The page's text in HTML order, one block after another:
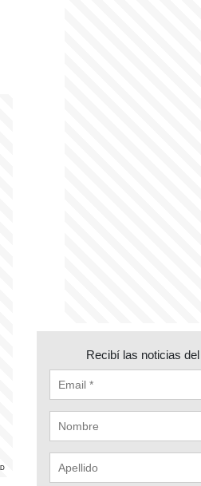
Recibí las noticias